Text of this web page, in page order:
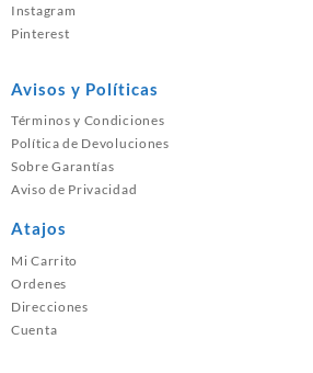
Instagram
Pinterest
Avisos y Políticas
Términos y Condiciones
Política de Devoluciones
Sobre Garantías
Aviso de Privacidad
Atajos
Mi Carrito
Ordenes
Direcciones
Cuenta